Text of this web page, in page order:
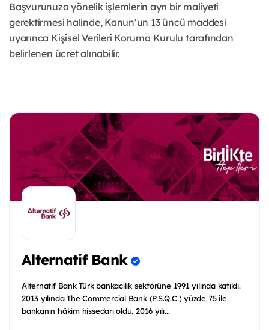
Başvurunuza yönelik işlemlerin ayrı bir maliyeti
gerektirmesi halinde, Kanun’un 13 üncü maddesi
uyarınca Kişisel Verileri Koruma Kurulu tarafından
belirlenen ücret alınabilir.
Alternatif Bank
Alternatif Bank Türk bankacılık sektörüne 1991 yılında katıldı.
2013 yılında The Commercial Bank (P.S.Q.C.) yüzde 75 ile
bankanın hâkim hissedarı oldu. 2016 yılı...